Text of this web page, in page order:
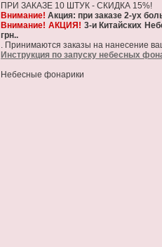
ПРИ ЗАКАЗЕ 10 ШТУК - СКИДКА 15%!
Внимание! Акция: при заказе 2-ух
Внимание! АКЦИЯ! 3-и Китайских
грн..
. Принимаются заказы на нанесение
Инструкция по запуску небесных
Небесные фонарики